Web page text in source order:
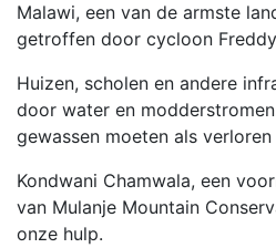
Malawi, een van de armste
getroffen door cycloon
Huizen, scholen en andere
door water en
gewassen moeten als
Kondwani Chamwala, een
van Mulanje Mountain
onze hulp.